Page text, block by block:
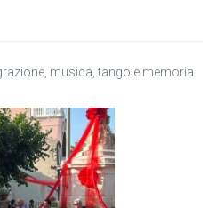
musica, tango e memoria